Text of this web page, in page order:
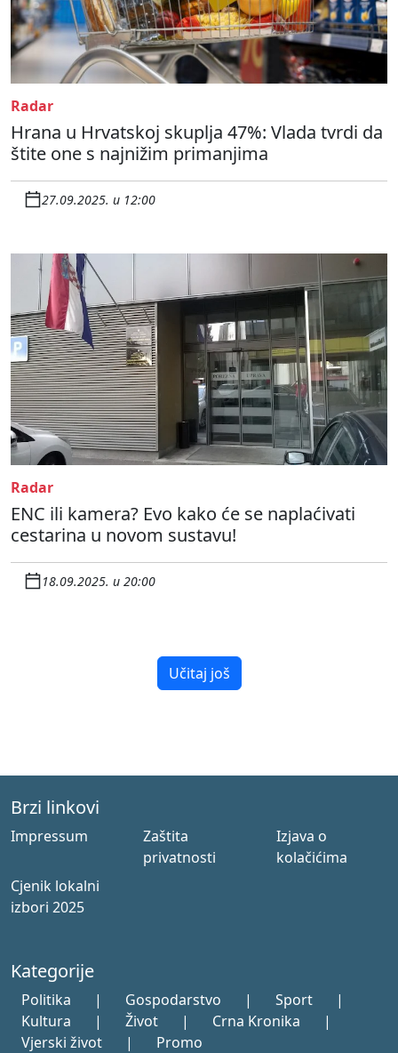
Radar
Hrana u Hrvatskoj skuplja 47%: Vlada tvrdi da
štite one s najnižim primanjima
27.09.2025. u 12:00
Radar
ENC ili kamera? Evo kako će se naplaćivati
cestarina u novom sustavu!
18.09.2025. u 20:00
Učitaj još
Brzi linkovi
Impressum
Zaštita
privatnosti
Izjava o
kolačićima
Cjenik lokalni
izbori 2025
Kategorije
Politika | Gospodarstvo | Sport
|
Kultura
| Život | Crna Kronika
|
Vjerski život
| Promo